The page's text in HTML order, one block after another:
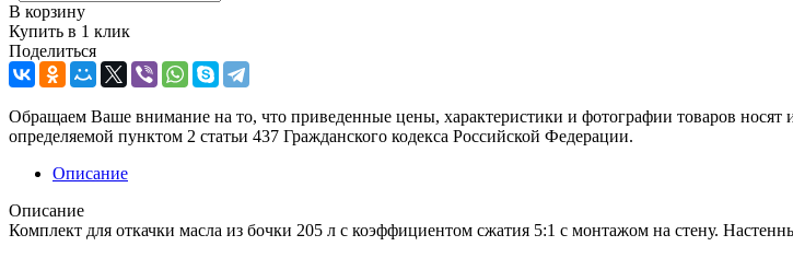
В корзину
Купить в 1 клик
Поделиться
Обращаем Ваше внимание на то, что приведенные цены, характеристики и фотографии товаров
определяемой пунктом 2 статьи 437 Гражданского кодекса Российской Федерации.
Описание
Описание
Комплект для откачки масла из бочки 205 л с коэффициентом сжатия 5:1 с монтажом на стену.